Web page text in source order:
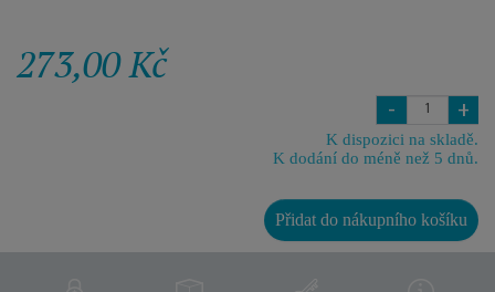
273,00 Kč
- +
K dispozici na skladě.
K dodání do méně než 5 dnů.
Přidat do nákupního košíku